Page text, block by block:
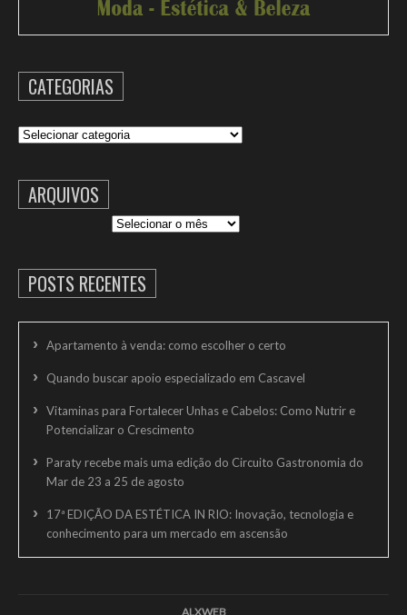
CATEGORIAS
Categorias
ARQUIVOS
POSTS RECENTES
Apartamento à venda: como escolher o certo
Quando buscar apoio especializado em Cascavel
Vitaminas para Fortalecer Unhas e Cabelos: Como Nutrir e
Potencializar o Crescimento
Paraty recebe mais uma edição do Circuito Gastronomia do
Mar de 23 a 25 de agosto
17ª EDIÇÃO DA ESTÉTICA IN RIO: Inovação, tecnologia e
conhecimento para um mercado em ascensão
ALXWEB